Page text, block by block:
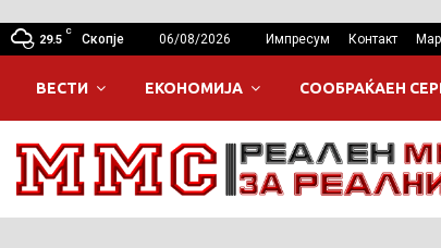
29.5
C
Скопје 06/08/2026 Импресум Контакт
ВЕСТИ ЕКОНОМИЈА СООБРАЌАЕН